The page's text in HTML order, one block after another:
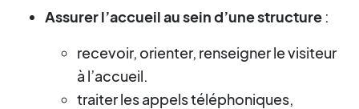
Assurer l’accueil au sein d’une structure :
recevoir, orienter, renseigner le visiteur
à l’accueil.
traiter les appels téléphoniques,